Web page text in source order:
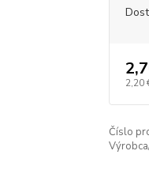
2,20
Číslo